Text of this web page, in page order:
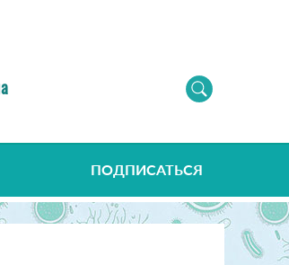
ПОДПИСАТЬСЯ